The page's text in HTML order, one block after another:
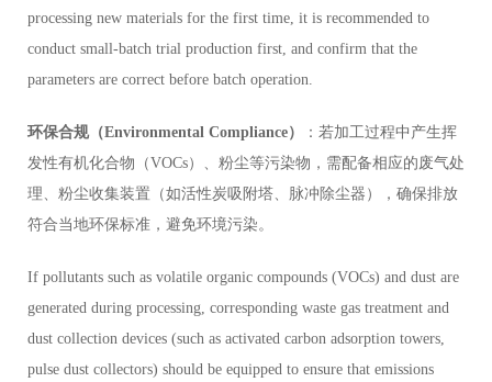
processing new materials for the first time, it is recommended to
conduct small-batch trial production first, and confirm that the
parameters are correct before batch operation.
环保合规（Environmental Compliance）
：若加工过程中产生挥
发性有机化合物（VOCs）、粉尘等污染物，需配备相应的废气处
理、粉尘收集装置（如活性炭吸附塔、脉冲除尘器），确保排放
符合当地环保标准，避免环境污染。
If pollutants such as volatile organic compounds (VOCs) and dust are
generated during processing, corresponding waste gas treatment and
dust collection devices (such as activated carbon adsorption towers,
pulse dust collectors) should be equipped to ensure that emissions